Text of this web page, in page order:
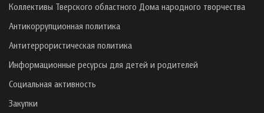
Коллективы Тверского областного Дома народного творчества
Антикоррупционная политика
Антитеррористическая политика
Информационные ресурсы для детей и родителей
Социальная активность
Закупки